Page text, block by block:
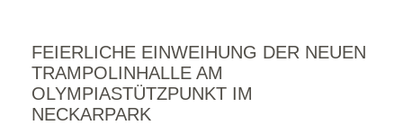
FEIERLICHE EINWEIHUNG DER NEUEN
TRAMPOLINHALLE AM
OLYMPIASTÜTZPUNKT IM
NECKARPARK